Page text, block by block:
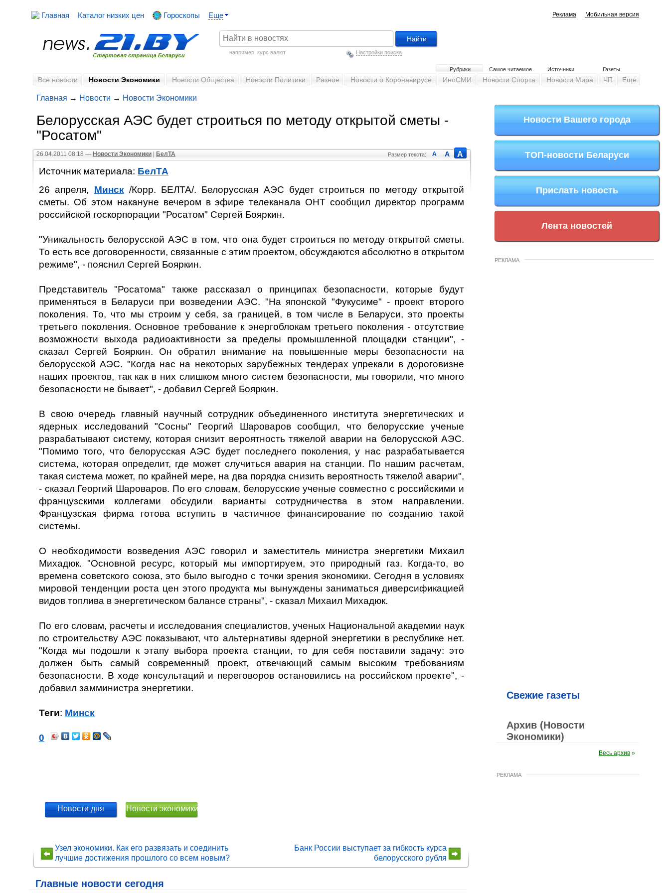
Главная Каталог низких цен Гороскопы Еще Мобильная версия
Реклама
например, курс валют Настройки поиска
Газеты
Источники
Самое читаемое
Рубрики
Все новости Новости Экономики Новости Общества Новости Политики Разное Новости о Коронавирусе ИноСМИ Новости Спорта Новости Мира ЧП Еще
Главная → Новости → Новости Экономики
Белорусская АЭС будет строиться по методу открытой сметы -
"Росатом"
26.04.2011 08:18 — Новости Экономики БелТА Размер текста: A A A
Источник материала: БелТА
26 апреля, Минск/Корр. БЕЛТА/. Белорусская АЭС будет строиться по методу открытой
сметы. Об этом накануне вечером в эфире телеканала ОНТ сообщил директор программ
российской госкорпорации "Росатом" Сергей Бояркин.
"Уникальность белорусской АЭС в том, что она будет строиться по методу открытой сметы.
То есть все договоренности, связанные с этим проектом, обсуждаются абсолютно в открытом
режиме", - пояснил Сергей Бояркин.
Представитель "Росатома" также рассказал о принципах безопасности, которые будут
применяться в Беларуси при возведении АЭС. "На японской "Фукусиме" - проект второго
поколения. То, что мы строим у себя, за границей, в том числе в Беларуси, это проекты
третьего поколения. Основное требование к энергоблокам третьего поколения - отсутствие
возможности выхода радиоактивности за пределы промышленной площадки станции", -
сказал Сергей Бояркин. Он обратил внимание на повышенные меры безопасности на
белорусской АЭС. "Когда нас на некоторых зарубежных тендерах упрекали в дороговизне
наших проектов, так как в них слишком много систем безопасности, мы говорили, что много
безопасности не бывает", - добавил Сергей Бояркин.
В свою очередь главный научный сотрудник объединенного института энергетических и
ядерных исследований "Сосны" Георгий Шароваров сообщил, что белорусские ученые
разрабатывают систему, которая снизит вероятность тяжелой аварии на белорусской АЭС.
"Помимо того, что белорусская АЭС будет последнего поколения, у нас разрабатывается
система, которая определит, где может случиться авария на станции. По нашим расчетам,
такая система может, по крайней мере, на два порядка снизить вероятность тяжелой аварии",
- сказал Георгий Шароваров. По его словам, белорусские ученые совместно с российскими и
французскими коллегами обсудили варианты сотрудничества в этом направлении.
Французская фирма готова вступить в частичное финансирование по созданию такой
системы.
О необходимости возведения АЭС говорил и заместитель министра энергетики Михаил
Михадюк. "Основной ресурс, который мы импортируем, это природный газ. Когда-то, во
времена советского союза, это было выгодно с точки зрения экономики. Сегодня в условиях
мировой тенденции роста цен этого продукта мы вынуждены заниматься диверсификацией
видов топлива в энергетическом балансе страны", - сказал Михаил Михадюк.
По его словам, расчеты и исследования специалистов, ученых Национальной академии наук
по строительству АЭС показывают, что альтернативы ядерной энергетики в республике нет.
"Когда мы подошли к этапу выбора проекта станции, то для себя поставили задачу: это
должен быть самый современный проект, отвечающий самым высоким требованиям
безопасности. В ходе консультаций и переговоров остановились на российском проекте", -
добавил замминистра энергетики.
Теги: Минск
0
Новости дня Новости экономики
Узел экономики. Как его развязать и соединить
лучшие достижения прошлого со всем новым?
Банк России выступает за гибкость курса
белорусского рубля
Главные новости сегодня
Новости Вашего города
ТОП-новости Беларуси
Прислать новость
Лента новостей
РЕКЛАМА
Свежие газеты
Архив (Новости
Экономики)
Весь архив »
РЕКЛАМА